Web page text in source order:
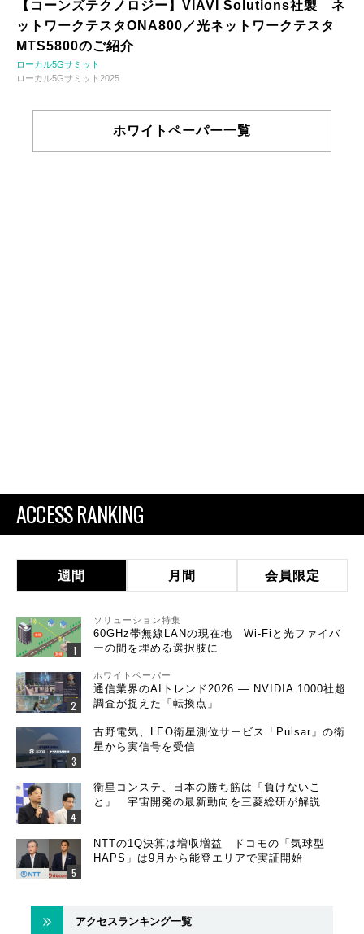
【コーンズテクノロジー】VIAVI Solutions社製 ネ
ットワークテスタONA800／光ネットワークテスタ
MTS5800のご紹介
ローカル5Gサミット
ローカル5Gサミット2025
ホワイトペーパー一覧
ACCESS RANKING
週間 月間 会員限定
ソリューション特集
60GHz帯無線LANの現在地 Wi-Fiと光ファイバ
ーの間を埋める選択肢に
ホワイトペーパー
通信業界のAIトレンド2026 ― NVIDIA 1000社超
調査が捉えた「転換点」
古野電気、LEO衛星測位サービス「Pulsar」の衛
星から実信号を受信
衛星コンステ、日本の勝ち筋は「負けないこ
と」 宇宙開発の最新動向を三菱総研が解説
NTTの1Q決算は増収増益 ドコモの「気球型
HAPS」は9月から能登エリアで実証開始
アクセスランキング一覧